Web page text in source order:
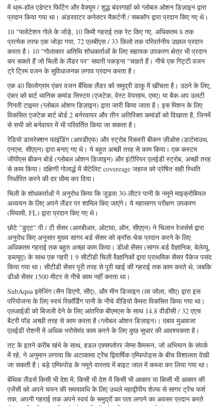
अन्वेषण, विज्ञान, अनुसंधान और पर्यावरण निगरानी शामिल है। उन्हें एक छोटे से जहाज
से बड़े क्षेत्र का सर्वेक्षण करने के लिए अकेले या बड़ी संख्या में तैनात किया जा सकता
है। एक बार लैंडर तैनात हो जाने पर, यह जहाज से मुक्त होता है, जबकि साथ ही जमीन
पर लैंडर मुक्त होता है। लैंडर्स को एक दूसरे के साथ संवाद करने के लिए कॉन्फ़िगर किया
जा सकता है, या एक सतह मंच जैसे एक तेल मंच के साथ संवाद करने के लिए कॉन्फ़िगर
किया जा सकता है। केबल-टू-किनारे ओओएस नेटवर्क का उपयोग करके प्रस्तावित कई
विज्ञानों में से कई को दसवीं लैंडर्स के साथ किया जा सकता है, इस सीमा के साथ कि डेटा
24/7 उपलब्ध नहीं है। ओओएस को संभोग करने के लिए डिज़ाइन किए गए डिवाइस
लैंडर्स का उपयोग करके योग्यता प्राप्त कर सकते हैं।
डीओवी ऑडियसिया की तैनाती ने क्रेन, टैगलाइन और त्वरित रिलीज का उपयोग किया।
सतह पर लौटने पर, राशि चक्रों की एक जोड़ी ने लैंडर को जहाज, कैबो डी हॉर्नोस में
खींच लिया, जहां एक स्लिंग को क्रेन का उपयोग करके लैंडर को बोर्ड पर वापस लाने के
लिए जोड़ा गया था। लैंडर को लंबवत अभिविन्यास में सुरक्षित किया गया था ताकि लैंडर
के दोनों तरफ नमूना हटाने और डेटा डाउनलोड के लिए एक्सेसिबल थे।
उछाल बजट फ्रेम और साइड पैनलों के लिए धातु पर प्लास्टिक के उपयोग से प्रबंधित
किया जाता है। दो 17 "बोरोसिलिकेट ग्लास गोलाकार (नॉटिलस समुद्री सेवा, बक्सटेहुड,
डीई) दोनों फ्लोटेशन और आवास प्रदान करते हैं, और सिंटेक्टिक से हल्के होते हैं। ग्लास
में थ्रू-हॉल एडेप्टर फिटिंग और वैक्यूम / शुद्ध बंदरगाहों को ग्लोबल ओशन डिज़ाइन द्वारा
प्रदान किया गया था। अंडरवाटर कनेक्टर मैकर्टनी / सबकॉन द्वारा प्रदान किए गए थे।
10 "फ्लोटेशन गोले के जोड़े, 10 किमी गहराई तक रेट किए गए, अधिकतम 8 तक
प्रत्येक तरफ एक जोड़ा गया, 72 एलबीएस / 33 किलो तक परिवर्तनीय उछाल प्रदान
करता है। 10 "गोलाकार अतिथि शोधकर्ताओं के लिए सहायक उपकरण क्षेत्र भी प्रदान
कर सकते हैं जो चिली के लैंडर पर" सवारी पकड़ना "चाहते हैं। नीचे एक गिट्टी वजन
ट्रे ट्रिम वजन के सुविधाजनक लगाव प्रदान करता है।
एक 40 किलोग्राम एंकर वजन बैंथिक लैंडर को समुद्री डाकू में खींचता है। उठने के लिए,
एंकर को बार्ट ध्वनिक कमांड सिस्टम (एजटेक, वेस्ट वेयरहम, एमए) या बैक-अप उलटी
गिनती टाइमर (ग्लोबल ओशन डिज़ाइन) द्वारा जारी किया जाता है। इस मिशन के लिए
विकसित एजटेक बार्ट बोर्ड 2 बर्नरवायर और तीन अतिरिक्त कमांडों को दिखाता है, जिनमें
से सभी को बर्नवायर में भी परिवर्तित किया जा सकता है।
रेडियो डायरेक्शन फाइंडिंग (आरडीएफ) और स्ट्रोब रिकवरी बीकन ज़ीओस (डार्टमाउथ,
एनएस, सीएएन) द्वारा बनाए गए थे। ये बहुत अच्छी तरह से काम किया। एक कस्टम
जीपीएस बीकन बोर्ड (ग्लोबल ओशन डिजाइन) और इंटीरियर एलईडी स्ट्रोब, अच्छी तरह
से काम किया। दक्षिणी गोलार्द्ध में सैटेलिट covereage जहाज को प्रेषित सही स्थिति
निर्धारित करने की दर धीमा कर दिया।
चिली के शोधकर्ताओं ने अनुरोध किया कि जुड़वा 30-लीटर पानी के नमूने माइक्रोबियल
अध्ययन के लिए अपने लैंडर पर शामिल किए जाएंगे। ये महासागर परीक्षण उपकरण
(मियामी, FL) द्वारा प्रदान किए गए थे।
छोटे "डुएट" पी / टी सेंसर (आरबीआर, ओटावा, ऑन, सीएएन) ने चिलान रेजर्सर्स द्वारा